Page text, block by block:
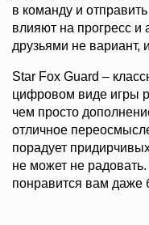
в команду и
влияют на прогресс и
друзьями не вариант,
Star Fox Guard –
цифровом виде игры
чем просто
отличное
порадует
не может не
понравится вам даже